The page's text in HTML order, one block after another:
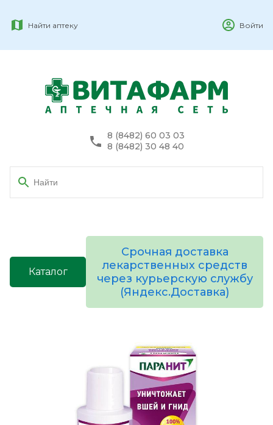
Найти аптеку Войти
8 (8482) 60 03 03
8 (8482) 30 48 40
Каталог
Срочная доставка
лекарственных средств
через курьерскую службу
(Яндекс.Доставка)